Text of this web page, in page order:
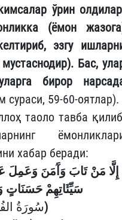
ўрин
(ёмон
эзгу
Бас,
бирор
сураси, 59-60-оятлар).
таоло тавба
хабар беради:
إِلَّا مَنْ تَابَ وَآَمَنَ وَعَمِلَ
سَيِّئَاتِهِمْ حَسَنَاتٍ
سُورَةُ)